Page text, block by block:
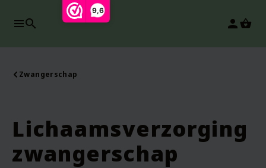
9,6
search person
Zwangerschap
Lichaamsverzorging
zwangerschap